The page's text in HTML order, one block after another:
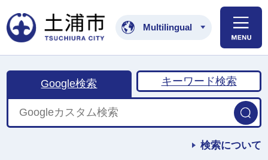
土浦市公式ホームペ
Multilingual
Google検索 キーワード検索
検索について